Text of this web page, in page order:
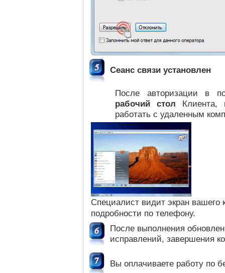
Сеанс связи установлен
После авторизации в
рабочий стол Клиента,
работать с удаленным
Специалист видит экран вашего
подробности по телефону.
После выполнения
исправлений, завершения
Вы оплачиваете работу по